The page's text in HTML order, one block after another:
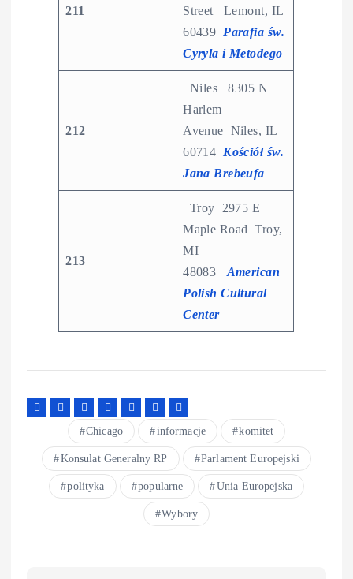
211
Street Lemont, IL
60439 Parafia św.
Cyryla i Metodego
212
Niles 8305 N
Harlem
Avenue Niles, IL
60714 Kościół św.
Jana Brebeufa
213
Troy 2975 E
Maple Road Troy,
MI
48083 American
Polish Cultural
Center
Chicago informacje komitet
Konsulat Generalny RP Parlament Europejski
polityka popularne Unia Europejska
Wybory